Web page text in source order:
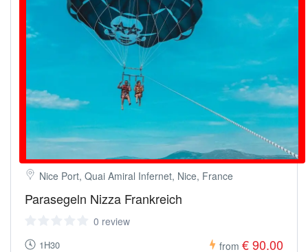
Nice Port, Quai Amiral Infernet, Nice, France
Parasegeln Nizza Frankreich
0 review
1H30 from € 90.00